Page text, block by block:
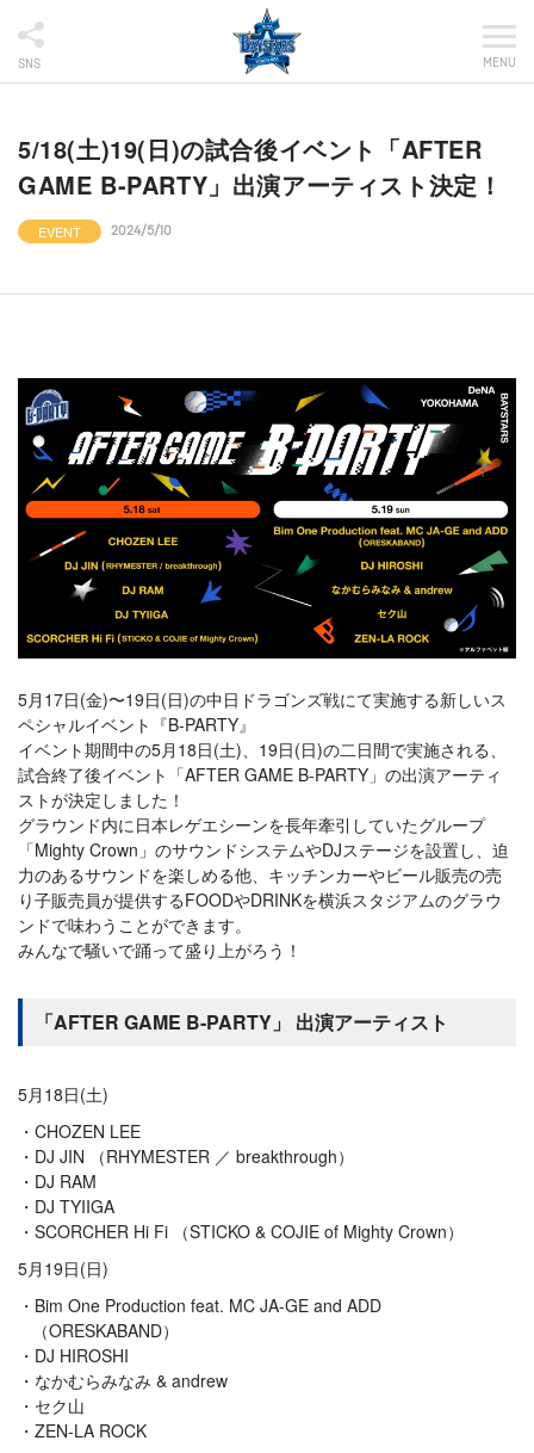
SNS MENU
5/18(土)19(日)の試合後イベント「AFTER
GAME B-PARTY」出演アーティスト決定！
EVENT 2024/5/10
5月17日(金)〜19日(日)の中日ドラゴンズ戦にて実施する新しいス
ペシャルイベント『B-PARTY』
イベント期間中の5月18日(土)、19日(日)の二日間で実施される、
試合終了後イベント「AFTER GAME B-PARTY」の出演アーティ
ストが決定しました！
グラウンド内に日本レゲエシーンを長年牽引していたグループ
「Mighty Crown」のサウンドシステムやDJステージを設置し、迫
力のあるサウンドを楽しめる他、キッチンカーやビール販売の売
り子販売員が提供するFOODやDRINKを横浜スタジアムのグラウ
ンドで味わうことができます。
みんなで騒いで踊って盛り上がろう！
「AFTER GAME B-PARTY」 出演アーティスト
5月18日(土)
CHOZEN LEE
DJ JIN （RHYMESTER ／ breakthrough）
DJ RAM
DJ TYIIGA
SCORCHER Hi Fi （STICKO & COJIE of Mighty Crown）
5月19日(日)
Bim One Production feat. MC JA-GE and ADD
（ORESKABAND）
DJ HIROSHI
なかむらみなみ & andrew
セク山
ZEN-LA ROCK